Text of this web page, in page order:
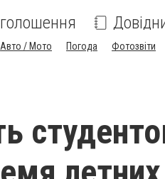
Авто / Мото Погода Фотозвіти